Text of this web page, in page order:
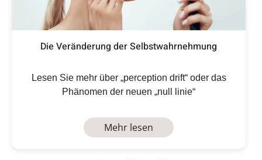
Die Veränderung der Selbstwahrnehmung
Lesen Sie mehr über „perception drift“ oder das
Phänomen der neuen „null linie“
Mehr lesen